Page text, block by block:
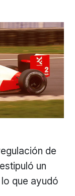
de
un
que ayudó